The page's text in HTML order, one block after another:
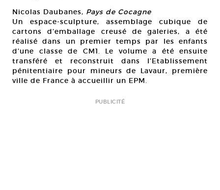
Nicolas Daubanes, Pays de Cocagne
Un espace-sculpture, assemblage cubique de
cartons d’emballage creusé de galeries, a été
réalisé dans un premier temps par les enfants
d’une classe de CM1. Le volume a été ensuite
transféré et reconstruit dans l’Etablissement
pénitentiaire pour mineurs de Lavaur, première
ville de France à accueillir un EPM.
PUBLICITÉ